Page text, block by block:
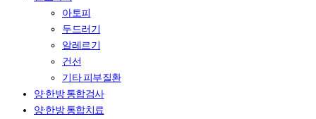
아토피
두드러기
알레르기
건선
기타 피부질환
양·한방 통합검사
양·한방 통합치료